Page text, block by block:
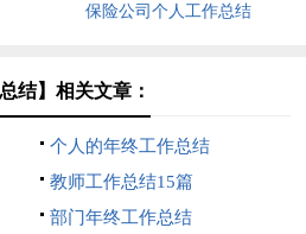
保险公司个人工作总结
结】相关文章：
个人的年终工作总结
教师工作总结15篇
部门年终工作总结